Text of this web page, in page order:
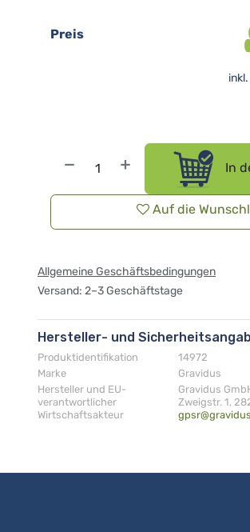
In
Auf die
Preis
Allgemeine Geschäftsbedingungen
Versand: 2–3 Geschäftstage
Hersteller- und
Produktidentifikation
14972
Marke
Gravidus
Hersteller und EU-
verantwortlicher
Wirtschaftsakteur
Gravidus
Zweigstr. 1,